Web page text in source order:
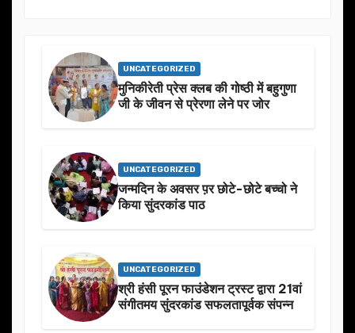
UNCATEGORIZED
मुनिकीरेती प्रेस क्लब की गोष्ठी में बहुगुणा
जी के जीवन से प्रेरणा लेने पर जोर
UNCATEGORIZED
जन्मदिन के अवसर प़र छोटे-छोटे बच्चो ने
किया सुंदरकांड पाठ
UNCATEGORIZED
श्री हंसी पूरन फाउंडेशन ट्रस्ट द्वारा 21वां
संगीतमय सुंदरकांड सफलतापूर्वक संपन्न